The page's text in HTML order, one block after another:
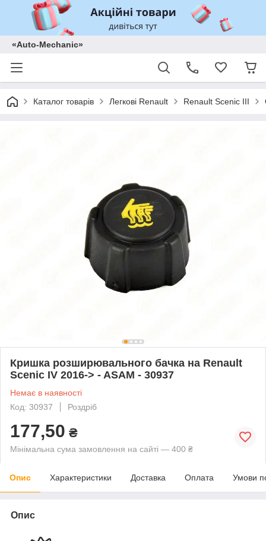
«Auto-Mechanic»
Каталог товарів Легкові Renault Renault Scenic III
Кришка розширювального бачка на Renault
Scenic IV 2016-> - ASAM - 30937
Немає в наявності
Код: 30937
Роздріб
177,50 ₴
Мінімальна сума замовлення на сайті — 400 ₴
Опис Характеристики Доставка Оплата Умови
Опис